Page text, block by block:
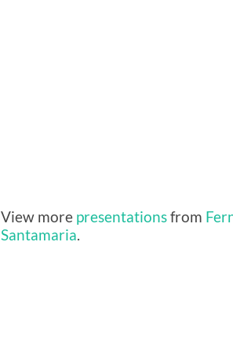
View more presentationsfrom
Santamaria.